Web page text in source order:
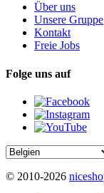
Über uns
Unsere Gruppe
Kontakt
Freie Jobs
Folge uns auf
© 2010-2026